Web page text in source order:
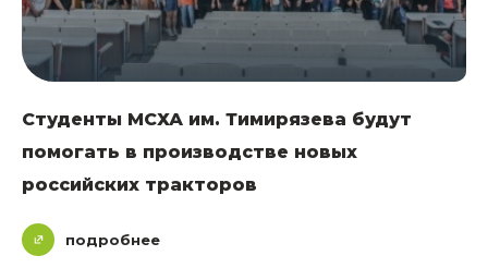
Студенты МСХА им. Тимирязева будут
помогать в производстве новых
российских тракторов
подробнее